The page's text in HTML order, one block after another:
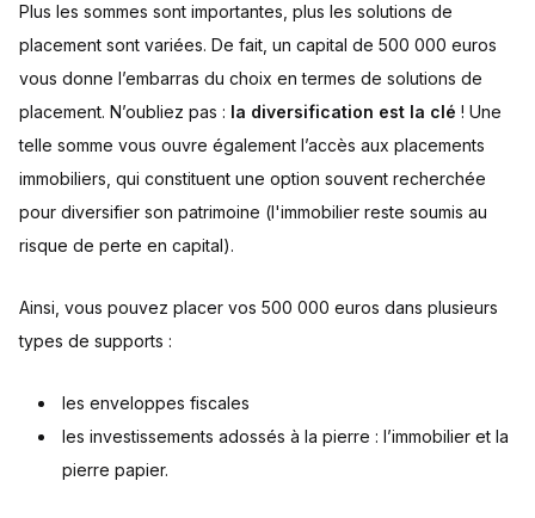
Plus les sommes sont importantes, plus les solutions de
placement sont variées. De fait, un capital de 500 000 euros
vous donne l’embarras du choix en termes de solutions de
placement. N’oubliez pas : la diversification est la clé ! Une
telle somme vous ouvre également l’accès aux placements
immobiliers, qui constituent une option souvent recherchée
pour diversifier son patrimoine (l'immobilier reste soumis au
risque de perte en capital).
Ainsi, vous pouvez placer vos 500 000 euros dans plusieurs
types de supports :
les enveloppes fiscales
les investissements adossés à la pierre : l’immobilier et la
pierre papier.